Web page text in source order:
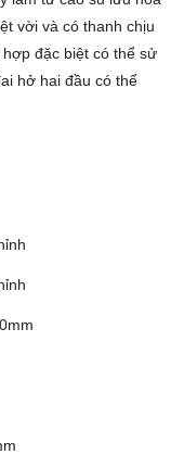
vời và có thanh chịu
đặc biệt có thể sử
hở hai đầu có thể